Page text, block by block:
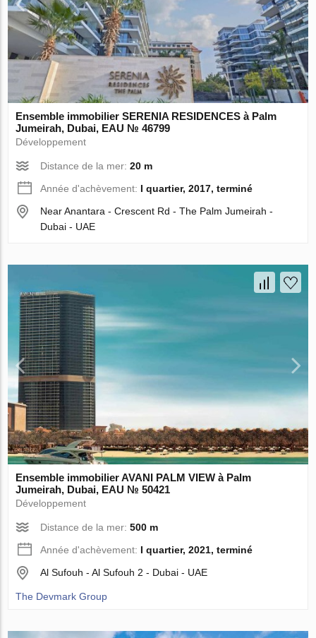
Ensemble immobilier SERENIA RESIDENCES à Palm
Jumeirah, Dubai, EAU № 46799
Développement
Distance de la mer:20 m
Année d'achèvement: I quartier, 2017, terminé
Near Anantara - Crescent Rd - The Palm Jumeirah -
Dubai - UAE
Ensemble immobilier AVANI PALM VIEW à Palm
Jumeirah, Dubai, EAU № 50421
Développement
Distance de la mer:500 m
Année d'achèvement: I quartier, 2021, terminé
Al Sufouh - Al Sufouh 2 - Dubai - UAE
The Devmark Group